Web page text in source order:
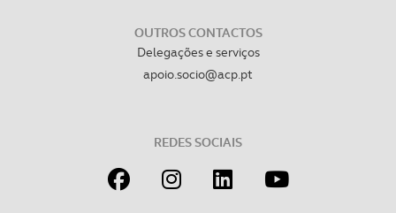
OUTROS CONTACTOS
Delegações e serviços
apoio.socio@acp.pt
REDES SOCIAIS